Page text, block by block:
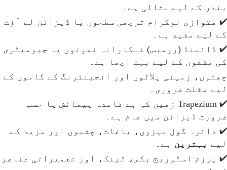
بندی کے لیے مثالی ہے۔
✔ متوازی لوگرام ترچھی سطحوں یا ڈیزائن لے آؤٹ
کے لیے مفید ہے۔
✔ ڈائمنڈ (رومبس) فنکارانہ نمونوں یا جیومیٹری
کی مشقوں کے لیے بہت اچھا ہے۔
چھتوں، زمینی پلاٹوں اور انجینئرنگ کے کاموں کے
لیے مثلث ضروری۔
✔ Trapezium زمین کی بے قاعدہ پیمائش یا حسب
ضرورت ڈیزائن میں عام ہے۔
✔ دائرہ گول میزوں، باغات، چشموں اور مزید کے
لیے بہترین ہے۔
✔ پرزم اسٹوریج بکس، ٹینک، اور تعمیراتی عناصر